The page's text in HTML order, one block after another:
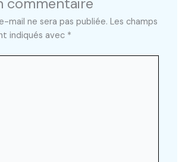
mail ne sera pas publiée. Les champs
indiqués avec *